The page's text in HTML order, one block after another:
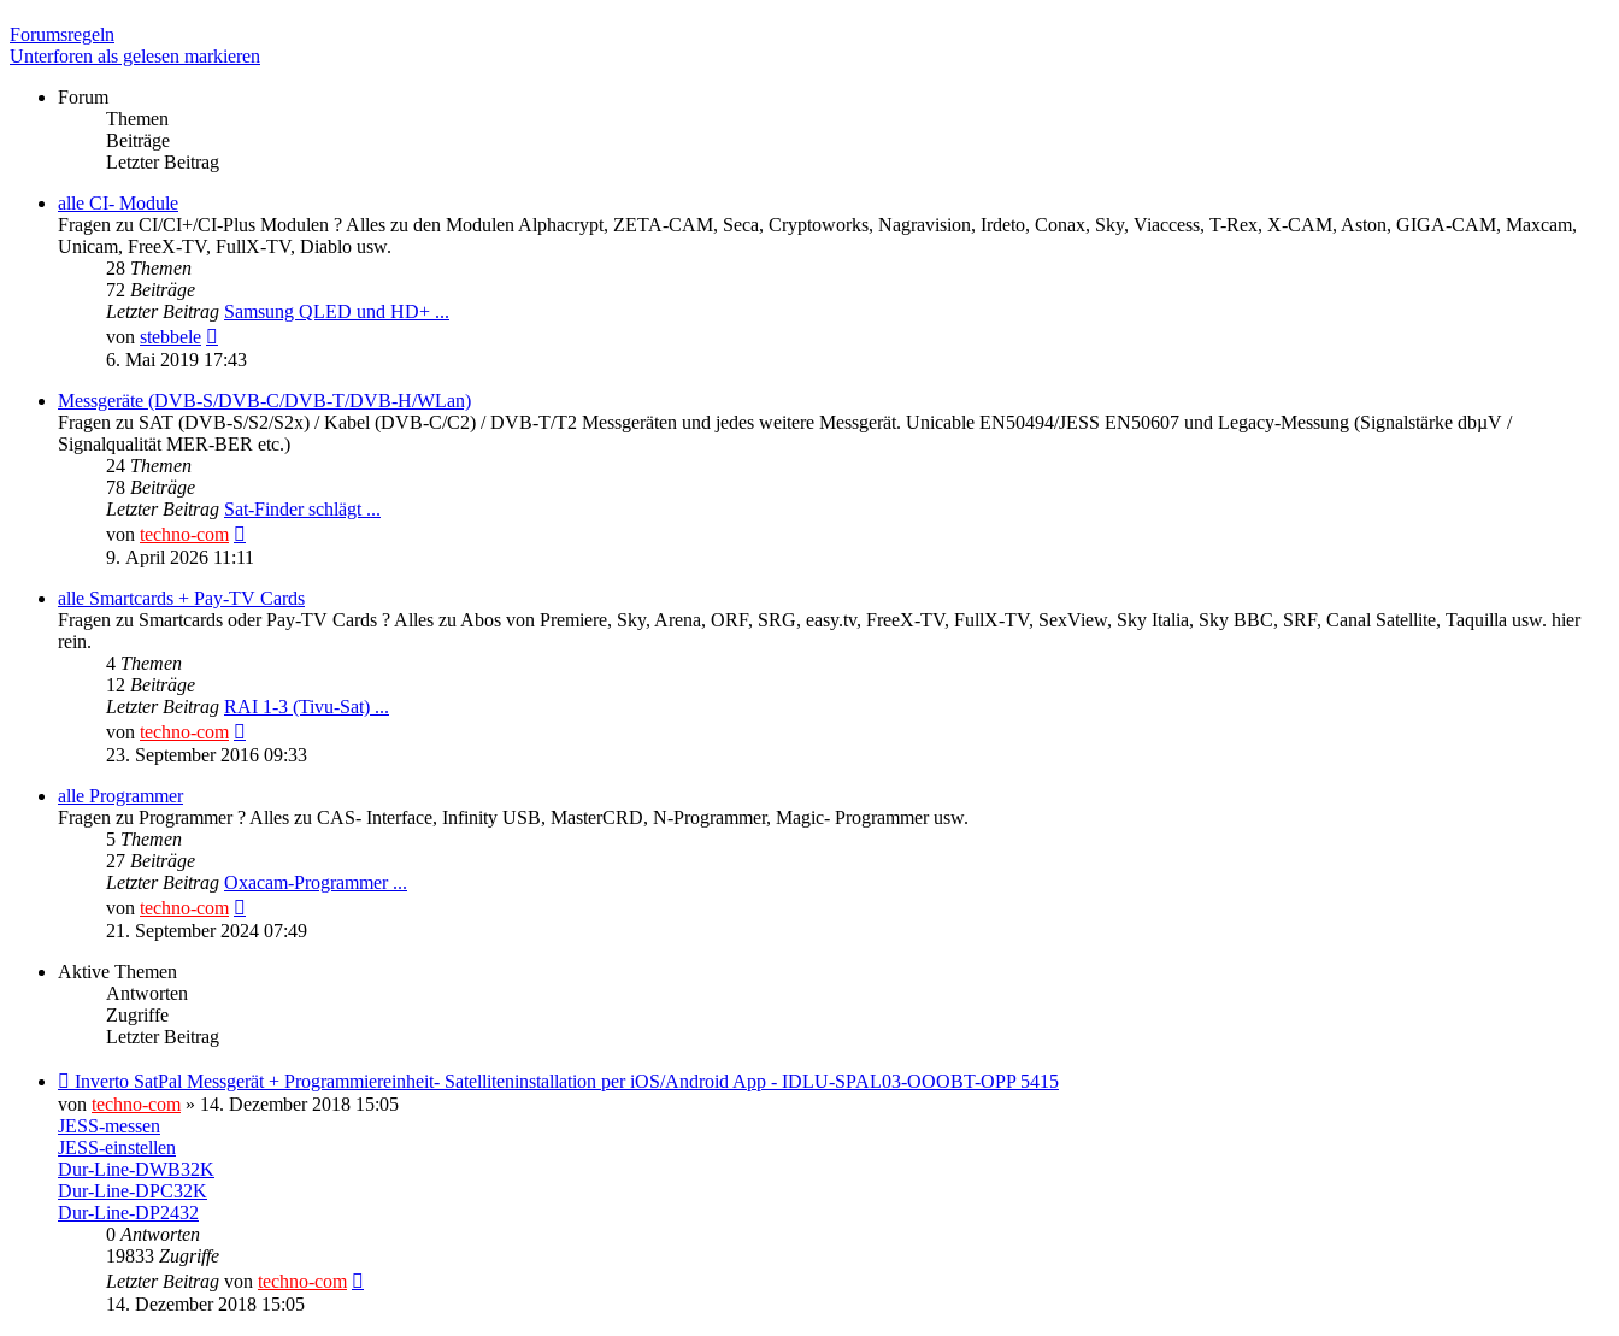
Forumsregeln
Unterforen als gelesen markieren
Forum
Themen
Beiträge
Letzter Beitrag
alle CI- Module
Fragen zu CI/CI+/CI-Plus Modulen ? Alles zu den Modulen Alphacrypt, ZETA-CAM, Seca, Cryptoworks, Nagravision, Irdeto, Conax, Sky, Viaccess, T-Rex, X-CAM, Aston, GIGA-CAM, Maxcam,
Unicam, FreeX-TV, FullX-TV, Diablo usw.
28 Themen
72 Beiträge
Letzter Beitrag Samsung QLED und HD+ ...
von stebbele
Beitrag
6. Mai 2019 17:43
Messgeräte (DVB-S/DVB-C/DVB-T/DVB-H/WLan)
Fragen zu SAT (DVB-S/S2/S2x) / Kabel (DVB-C/C2) / DVB-T/T2 Messgeräten und jedes weitere Messgerät. Unicable EN50494/JESS EN50607 und Legacy-Messung (Signalstärke dbµV /
Signalqualität MER-BER etc.)
24 Themen
78 Beiträge
Letzter Beitrag Sat-Finder schlägt ...
von techno-com
Beitrag
9. April 2026 11:11
alle Smartcards + Pay-TV Cards
Fragen zu Smartcards oder Pay-TV Cards ? Alles zu Abos von Premiere, Sky, Arena, ORF, SRG, easy.tv, FreeX-TV, FullX-TV, SexView, Sky Italia, Sky BBC, SRF, Canal Satellite, Taquilla usw. hier
rein.
4 Themen
12 Beiträge
Letzter Beitrag RAI 1-3 (Tivu-Sat) ...
von techno-com
Beitrag
23. September 2016 09:33
alle Programmer
Fragen zu Programmer ? Alles zu CAS- Interface, Infinity USB, MasterCRD, N-Programmer, Magic- Programmer usw.
5 Themen
27 Beiträge
Letzter Beitrag Oxacam-Programmer ...
von techno-com
Beitrag
21. September 2024 07:49
Aktive Themen
Antworten
Zugriffe
Letzter Beitrag
Inverto SatPal Messgerät + Programmiereinheit- Satelliteninstallation per iOS/Android App - IDLU-SPAL03-OOOBT-OPP 5415
von techno-com » 14. Dezember 2018 15:05
JESS-messen
JESS-einstellen
Dur-Line-DWB32K
Dur-Line-DPC32K
Dur-Line-DP2432
0 Antworten
19833 Zugriffe
Letzter Beitrag von techno-com
14. Dezember 2018 15:05